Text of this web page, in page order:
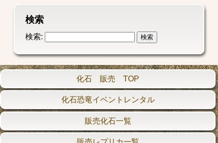
検索
検索:
化石 販売 TOP
化石恐竜イベントレンタル
販売化石一覧